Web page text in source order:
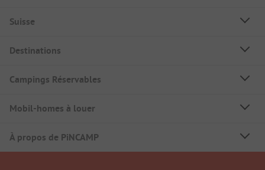
Suisse
Destinations
Campings Réservables
Mobil-homes à louer
À propos de PiNCAMP